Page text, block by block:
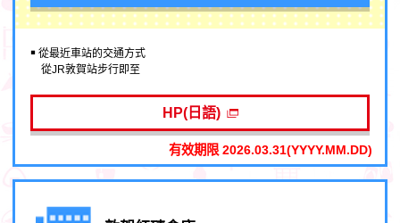
￭ 從最近車站的交通方式
從JR敦賀站步行即至
HP(日語)
有效期限 2026.03.31(YYYY.MM.DD)